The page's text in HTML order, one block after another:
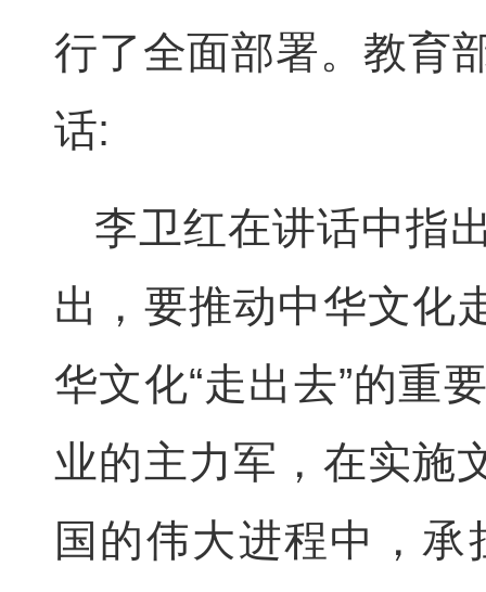
行了全面部署。教育
话:
李卫红在讲话中指
出，要推动中华文化
华文化“走出去”的重
业的主力军，在实施
国的伟大进程中，